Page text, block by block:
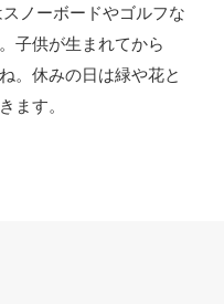
ノーボードやゴルフな
子供が生まれてから
。休みの日は緑や花と
ます。